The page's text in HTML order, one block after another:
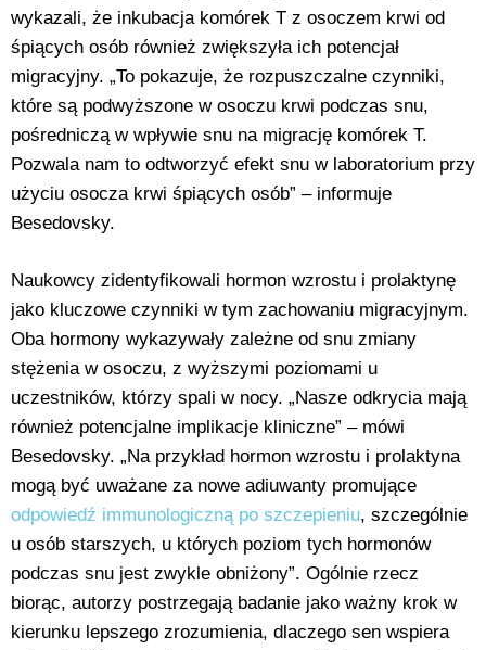
wykazali, że inkubacja komórek T z osoczem krwi od
śpiących osób również zwiększyła ich potencjał
migracyjny. „To pokazuje, że rozpuszczalne czynniki,
które są podwyższone w osoczu krwi podczas snu,
pośredniczą w wpływie snu na migrację komórek T.
Pozwala nam to odtworzyć efekt snu w laboratorium przy
użyciu osocza krwi śpiących osób” – informuje
Besedovsky.
Naukowcy zidentyfikowali hormon wzrostu i prolaktynę
jako kluczowe czynniki w tym zachowaniu migracyjnym.
Oba hormony wykazywały zależne od snu zmiany
stężenia w osoczu, z wyższymi poziomami u
uczestników, którzy spali w nocy. „Nasze odkrycia mają
również potencjalne implikacje kliniczne” – mówi
Besedovsky. „Na przykład hormon wzrostu i prolaktyna
mogą być uważane za nowe adiuwanty promujące
odpowiedź immunologiczną po szczepieniu, szczególnie
u osób starszych, u których poziom tych hormonów
podczas snu jest zwykle obniżony”. Ogólnie rzecz
biorąc, autorzy postrzegają badanie jako ważny krok w
kierunku lepszego zrozumienia, dlaczego sen wspiera